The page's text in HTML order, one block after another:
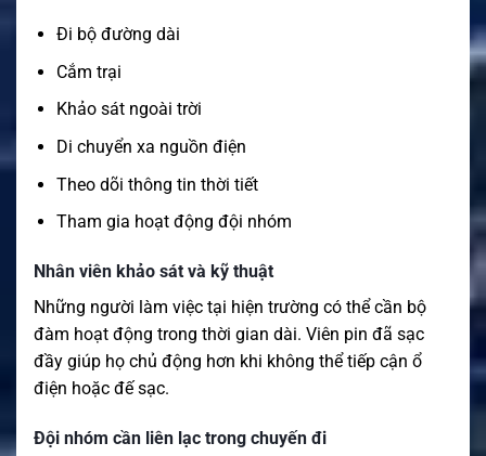
Đi bộ đường dài
Cắm trại
Khảo sát ngoài trời
Di chuyển xa nguồn điện
Theo dõi thông tin thời tiết
Tham gia hoạt động đội nhóm
Nhân viên khảo sát và kỹ thuật
Những người làm việc tại hiện trường có thể cần bộ
đàm hoạt động trong thời gian dài. Viên pin đã sạc
đầy giúp họ chủ động hơn khi không thể tiếp cận ổ
điện hoặc đế sạc.
Đội nhóm cần liên lạc trong chuyến đi